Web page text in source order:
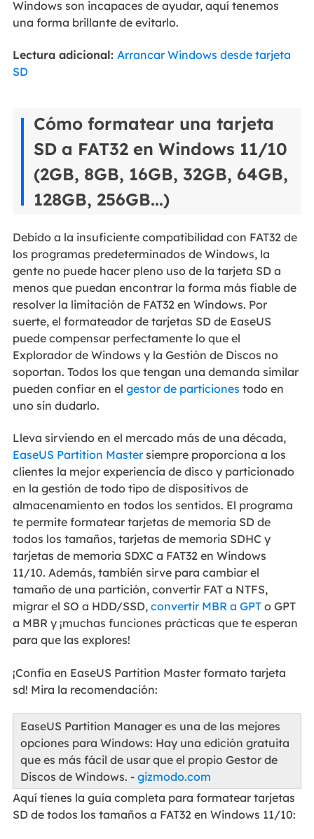
Windows son incapaces de ayudar, aquí tenemos
una forma brillante de evitarlo.
Lectura adicional: Arrancar Windows desde tarjeta
SD
Cómo formatear una tarjeta
SD a FAT32 en Windows 11/10
(2GB, 8GB, 16GB, 32GB, 64GB,
128GB, 256GB...)
Debido a la insuficiente compatibilidad con FAT32 de
los programas predeterminados de Windows, la
gente no puede hacer pleno uso de la tarjeta SD a
menos que puedan encontrar la forma más fiable de
resolver la limitación de FAT32 en Windows. Por
suerte, el formateador de tarjetas SD de EaseUS
puede compensar perfectamente lo que el
Explorador de Windows y la Gestión de Discos no
soportan. Todos los que tengan una demanda similar
pueden confiar en el gestor de particiones todo en
uno sin dudarlo.
Lleva sirviendo en el mercado más de una década,
EaseUS Partition Mastersiempre proporciona a los
clientes la mejor experiencia de disco y particionado
en la gestión de todo tipo de dispositivos de
almacenamiento en todos los sentidos. El programa
te permite formatear tarjetas de memoria SD de
todos los tamaños, tarjetas de memoria SDHC y
tarjetas de memoria SDXC a FAT32 en Windows
11/10. Además, también sirve para cambiar el
tamaño de una partición, convertir FAT a NTFS,
migrar el SO a HDD/SSD, convertir MBR a GPTo GPT
a MBR y ¡muchas funciones prácticas que te esperan
para que las explores!
¡Confía en EaseUS Partition Master formato tarjeta
sd! Mira la recomendación:
EaseUS Partition Manager es una de las mejores
opciones para Windows: Hay una edición gratuita
que es más fácil de usar que el propio Gestor de
Discos de Windows. - gizmodo.com
Aquí tienes la guía completa para formatear tarjetas
SD de todos los tamaños a FAT32 en Windows 11/10: